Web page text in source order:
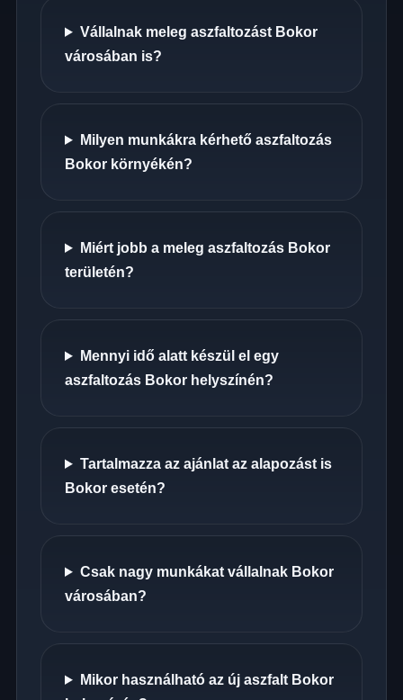
Vállalnak meleg aszfaltozást Bokor
városában is?
Milyen munkákra kérhető aszfaltozás
Bokor környékén?
Miért jobb a meleg aszfaltozás Bokor
területén?
Mennyi idő alatt készül el egy
aszfaltozás Bokor helyszínén?
Tartalmazza az ajánlat az alapozást is
Bokor esetén?
Csak nagy munkákat vállalnak Bokor
városában?
Mikor használható az új aszfalt Bokor